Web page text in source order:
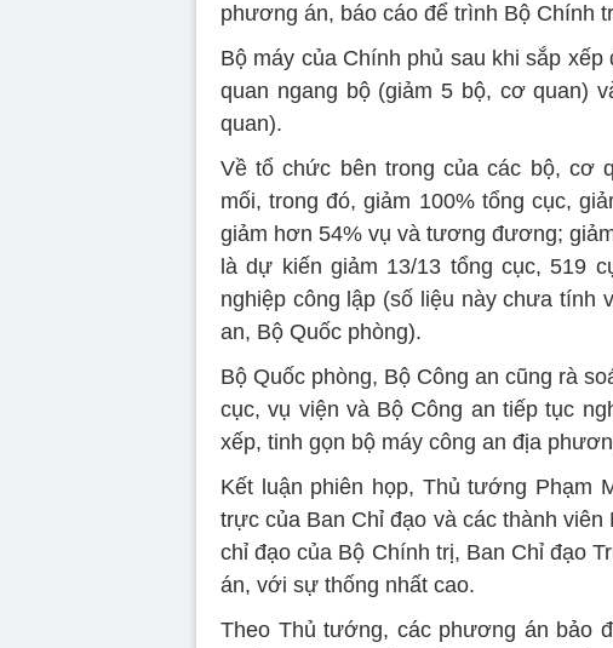
phương án, báo cáo để trình Bộ Chính
Bộ máy của Chính phủ sau khi sắp
quan ngang bộ (giảm 5 bộ, cơ quan)
quan).
Về tổ chức bên trong của các bộ, cơ
mối, trong đó, giảm 100% tổng cục,
giảm hơn 54% vụ và tương đương;
là dự kiến giảm 13/13 tổng cục, 519
nghiệp công lập (số liệu này chưa tính
an, Bộ Quốc phòng).
Bộ Quốc phòng, Bộ Công an cũng rà
cục, vụ viện và Bộ Công an tiếp tục
xếp, tinh gọn bộ máy công an địa
Kết luận phiên họp, Thủ tướng Phạm
trực của Ban Chỉ đạo và các thành
chỉ đạo của Bộ Chính trị, Ban Chỉ đạo
án, với sự thống nhất cao.
Theo Thủ tướng, các phương án bảo